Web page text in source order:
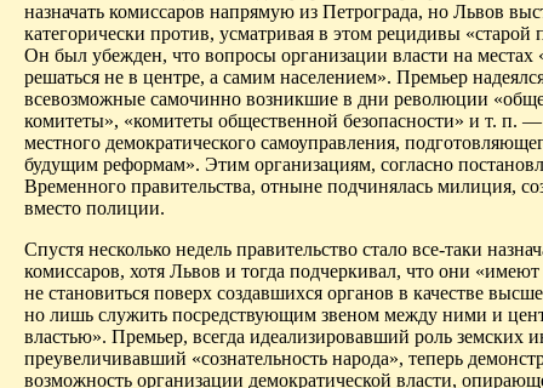
назначать комиссаров напрямую из Петро­града, но Львов
категорически против, усматривая в этом рецидивы «старой
Он был убежден, что вопросы организации власти на
решаться не в центре, а самим населением». Премьер
всевозможные самочинно возникшие в дни революции
комитеты», «комитеты общественной безопасности» и т. п.
местного демократического самоуправления,
будущим реформам». Этим организациям, согласно
Временного правительства, отныне подчинялась милиция,
вместо полиции.
Спустя несколько недель правительство стало все-таки
комиссаров, хотя Львов и тогда подчеркивал, что они «имеют
не становиться поверх создавшихся органов в качестве
но лишь служить посредствующим звеном между ними и
властью». Премьер, всегда идеализировавший роль земских
преувеличивавший «сознательность народа», теперь
возможность организации демократической власти,